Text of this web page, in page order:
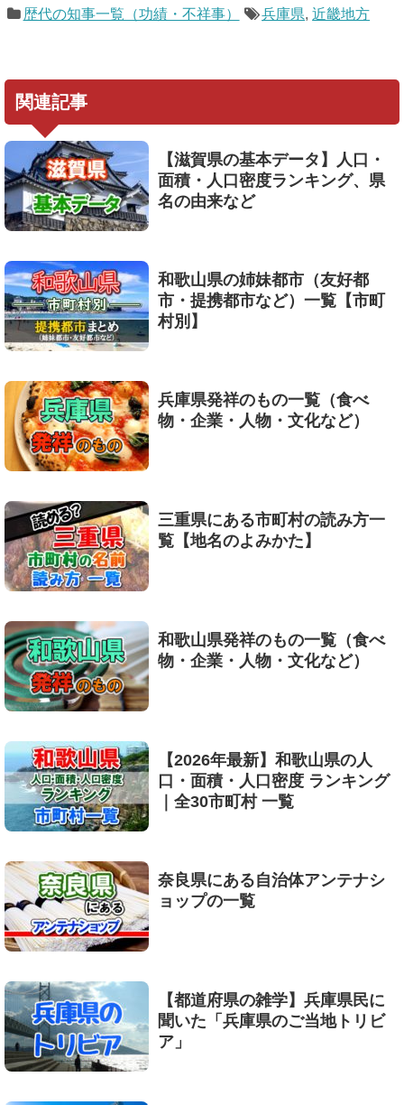
歴代の知事一覧（功績・不祥事） 兵庫県,近畿地方
関連記事
【滋賀県の基本データ】人口・
面積・人口密度ランキング、県
名の由来など
和歌山県の姉妹都市（友好都
市・提携都市など）一覧【市町
村別】
兵庫県発祥のもの一覧（食べ
物・企業・人物・文化など）
三重県にある市町村の読み方一
覧【地名のよみかた】
和歌山県発祥のもの一覧（食べ
物・企業・人物・文化など）
【2026年最新】和歌山県の人
口・面積・人口密度 ランキング
｜全30市町村 一覧
奈良県にある自治体アンテナシ
ョップの一覧
【都道府県の雑学】兵庫県民に
聞いた「兵庫県のご当地トリビ
ア」